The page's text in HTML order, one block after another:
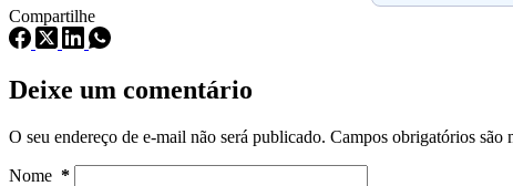
Compartilhe
Deixe um comentário
O seu endereço de e-mail não será publicado. Campos obrigatórios são
Nome *